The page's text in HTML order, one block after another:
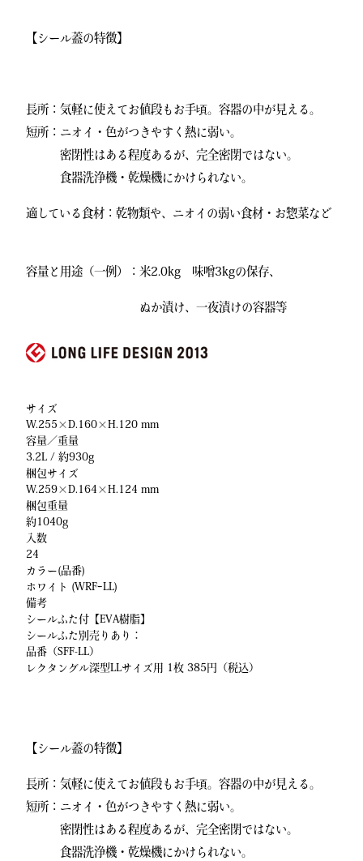
【シール蓋の特徴】
長所：気軽に使えてお値段もお手頃。容器の中が見える。
短所：ニオイ・色がつきやすく熱に弱い。
密閉性はある程度あるが、完全密閉ではない。
食器洗浄機・乾燥機にかけられない。
適している食材：乾物類や、ニオイの弱い食材・お惣菜など
容量と用途（一例）：米2.0kg 味噌3kgの保存、
ぬか漬け、一夜漬けの容器等
サイズ
W.255×D.160×H.120 mm
容量／重量
3.2L / 約930g
梱包サイズ
W.259×D.164×H.124 mm
梱包重量
約1040g
入数
24
カラー(品番)
ホワイト (WRFｰLL)
備考
シールふた付【EVA樹脂】
シールふた別売りあり：
品番（SFF-LL）
レクタングル深型LLサイズ用 1枚 385円（税込）
【シール蓋の特徴】
長所：気軽に使えてお値段もお手頃。容器の中が見える。
短所：ニオイ・色がつきやすく熱に弱い。
密閉性はある程度あるが、完全密閉ではない。
食器洗浄機・乾燥機にかけられない。